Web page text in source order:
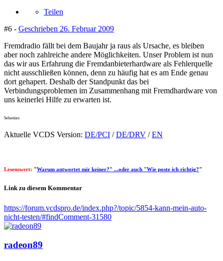
Teilen
#6 - Geschrieben 26. Februar 2009
Fremdradio fällt bei dem Baujahr ja raus als Ursache, es bleiben
aber noch zahlreiche andere Möglichkeiten. Unser Problem ist nun
das wir aus Erfahrung die Fremdanbieterhardware als Fehlerquelle
nicht ausschließen können, denn zu häufig hat es am Ende genau
dort gehapert. Deshalb der Standpunkt das bei
Verbindungsproblemen im Zusammenhang mit Fremdhardware von
uns keinerlei Hilfe zu erwarten ist.
Sebastian
Aktuelle VCDS Version: DE/PCI /DE/DRV /EN
Lesenswert: "Warum antwortet mir keiner?" ...oder auch "Wie poste ich richtig?"
Link zu diesem Kommentar
https://forum.vcdspro.de/index.php?/topic/5854-kann-mein-auto-
nicht-testen/#findComment-31580
radeon89